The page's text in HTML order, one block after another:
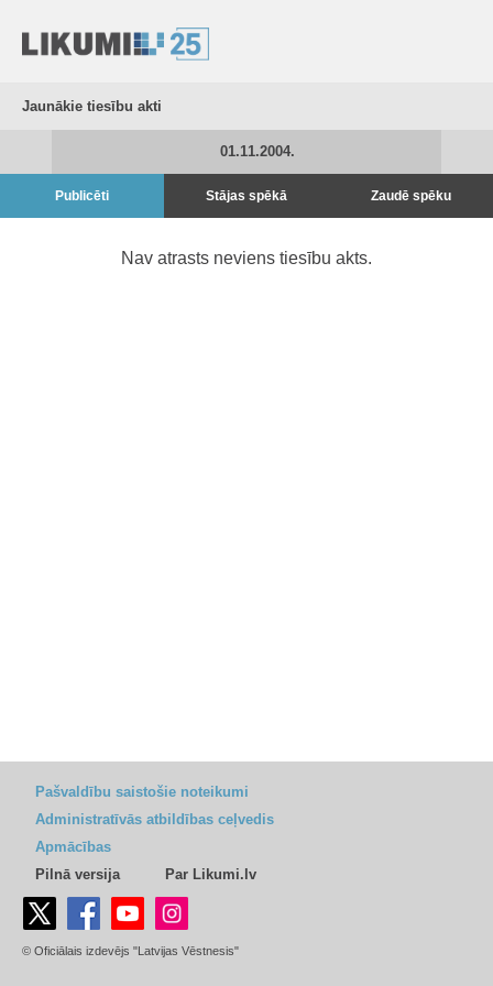
Jaunākie tiesību akti
01.11.2004.
Publicēti Stājas spēkā Zaudē spēku
Nav atrasts neviens tiesību akts.
Pašvaldību saistošie noteikumi
Administratīvās atbildības ceļvedis
Apmācības
Pilnā versija
Par Likumi.lv
© Oficiālais izdevējs "Latvijas Vēstnesis"